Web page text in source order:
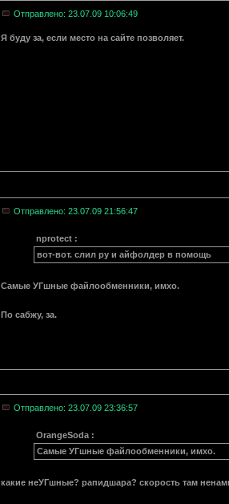
Отправлено: 23.07.09 10:06:49
Я буду за, если место на сайте позволяет.
Отправлено: 23.07.09 21:56:47
nprotect :
вот-вот. слил ру и айфолдер в помощь
Самые УГшные файлообменники, имхо.
По сабжу, за.
Отправлено: 23.07.09 23:36:57
OrangeSoda :
Самые УГшные файлообменники, имхо.
какие неУГшные? рапидшара? скорость там